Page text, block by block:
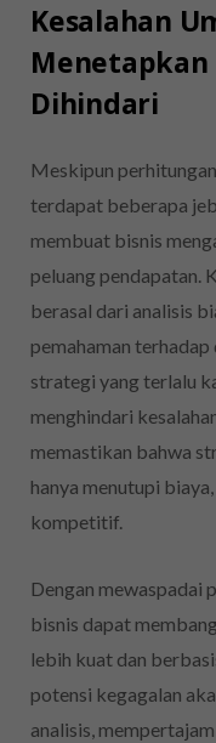
Kesalahan
Menetapkan
Dihindari
Meskipun
terdapat beberapa
membuat bisnis
peluang pendapatan.
berasal dari analisis
pemahaman terhadap
strategi yang terlalu
menghindari
memastikan bahwa
hanya menutupi
kompetitif.
Dengan mewaspadai
bisnis dapat
lebih kuat dan
potensi kegagalan
analisis,